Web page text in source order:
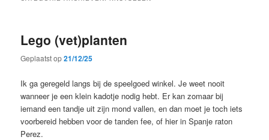
Lego (vet)planten
Geplaatst op21/12/25
Ik ga geregeld langs bij de speelgoed winkel. Je weet nooit
wanneer je een klein kadotje nodig hebt. Er kan zomaar bij
iemand een tandje uit zijn mond vallen, en dan moet je toch iets
voorbereid hebben voor de tanden fee, of hier in Spanje raton
Perez.